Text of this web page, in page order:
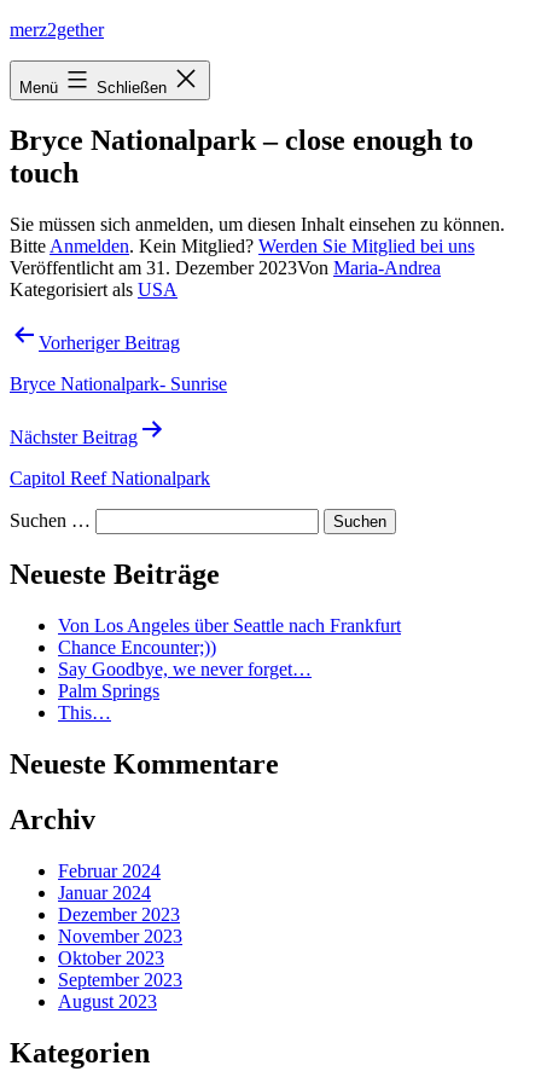
Zum
springen
merz2gether
Menü Schließen
Bryce Nationalpark – close enough to
touch
Sie müssen sich anmelden, um diesen Inhalt einsehen zu können.
Bitte Anmelden. Kein Mitglied? Werden Sie Mitglied bei uns
Veröffentlicht am 31. Dezember 2023Von Maria-Andrea
Kategorisiert als USA
Beitragsnavigation
Vorheriger Beitrag
Bryce Nationalpark- Sunrise
Nächster Beitrag
Capitol Reef Nationalpark
Suchen …
Neueste Beiträge
Von Los Angeles über Seattle nach Frankfurt
Chance Encounter;))
Say Goodbye, we never forget…
Palm Springs
This…
Neueste Kommentare
Archiv
Februar 2024
Januar 2024
Dezember 2023
November 2023
Oktober 2023
September 2023
August 2023
Kategorien